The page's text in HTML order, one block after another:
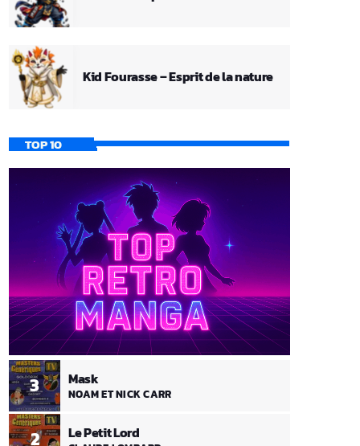
Kid Fourasse – Esprit de la nature
TOP 10
2 Le Petit Lord
3 Mask
NOAM ET NICK CARR